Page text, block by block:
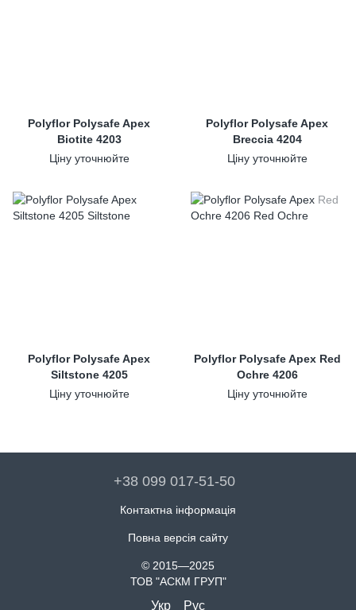
Polyflor Polysafe Apex
Biotite 4203
Ціну уточнюйте
Polyflor Polysafe Apex
Breccia 4204
Ціну уточнюйте
Polyflor Polysafe Apex
Siltstone 4205
Ціну уточнюйте
Polyflor Polysafe Apex Red
Ochre 4206
Ціну уточнюйте
+38 099 017-51-50
Контактна інформація
Повна версія сайту
© 2015—2025
ТОВ "АСКМ ГРУП"
Укр Рус